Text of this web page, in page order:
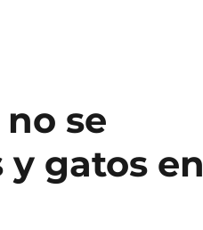
se
gatos en